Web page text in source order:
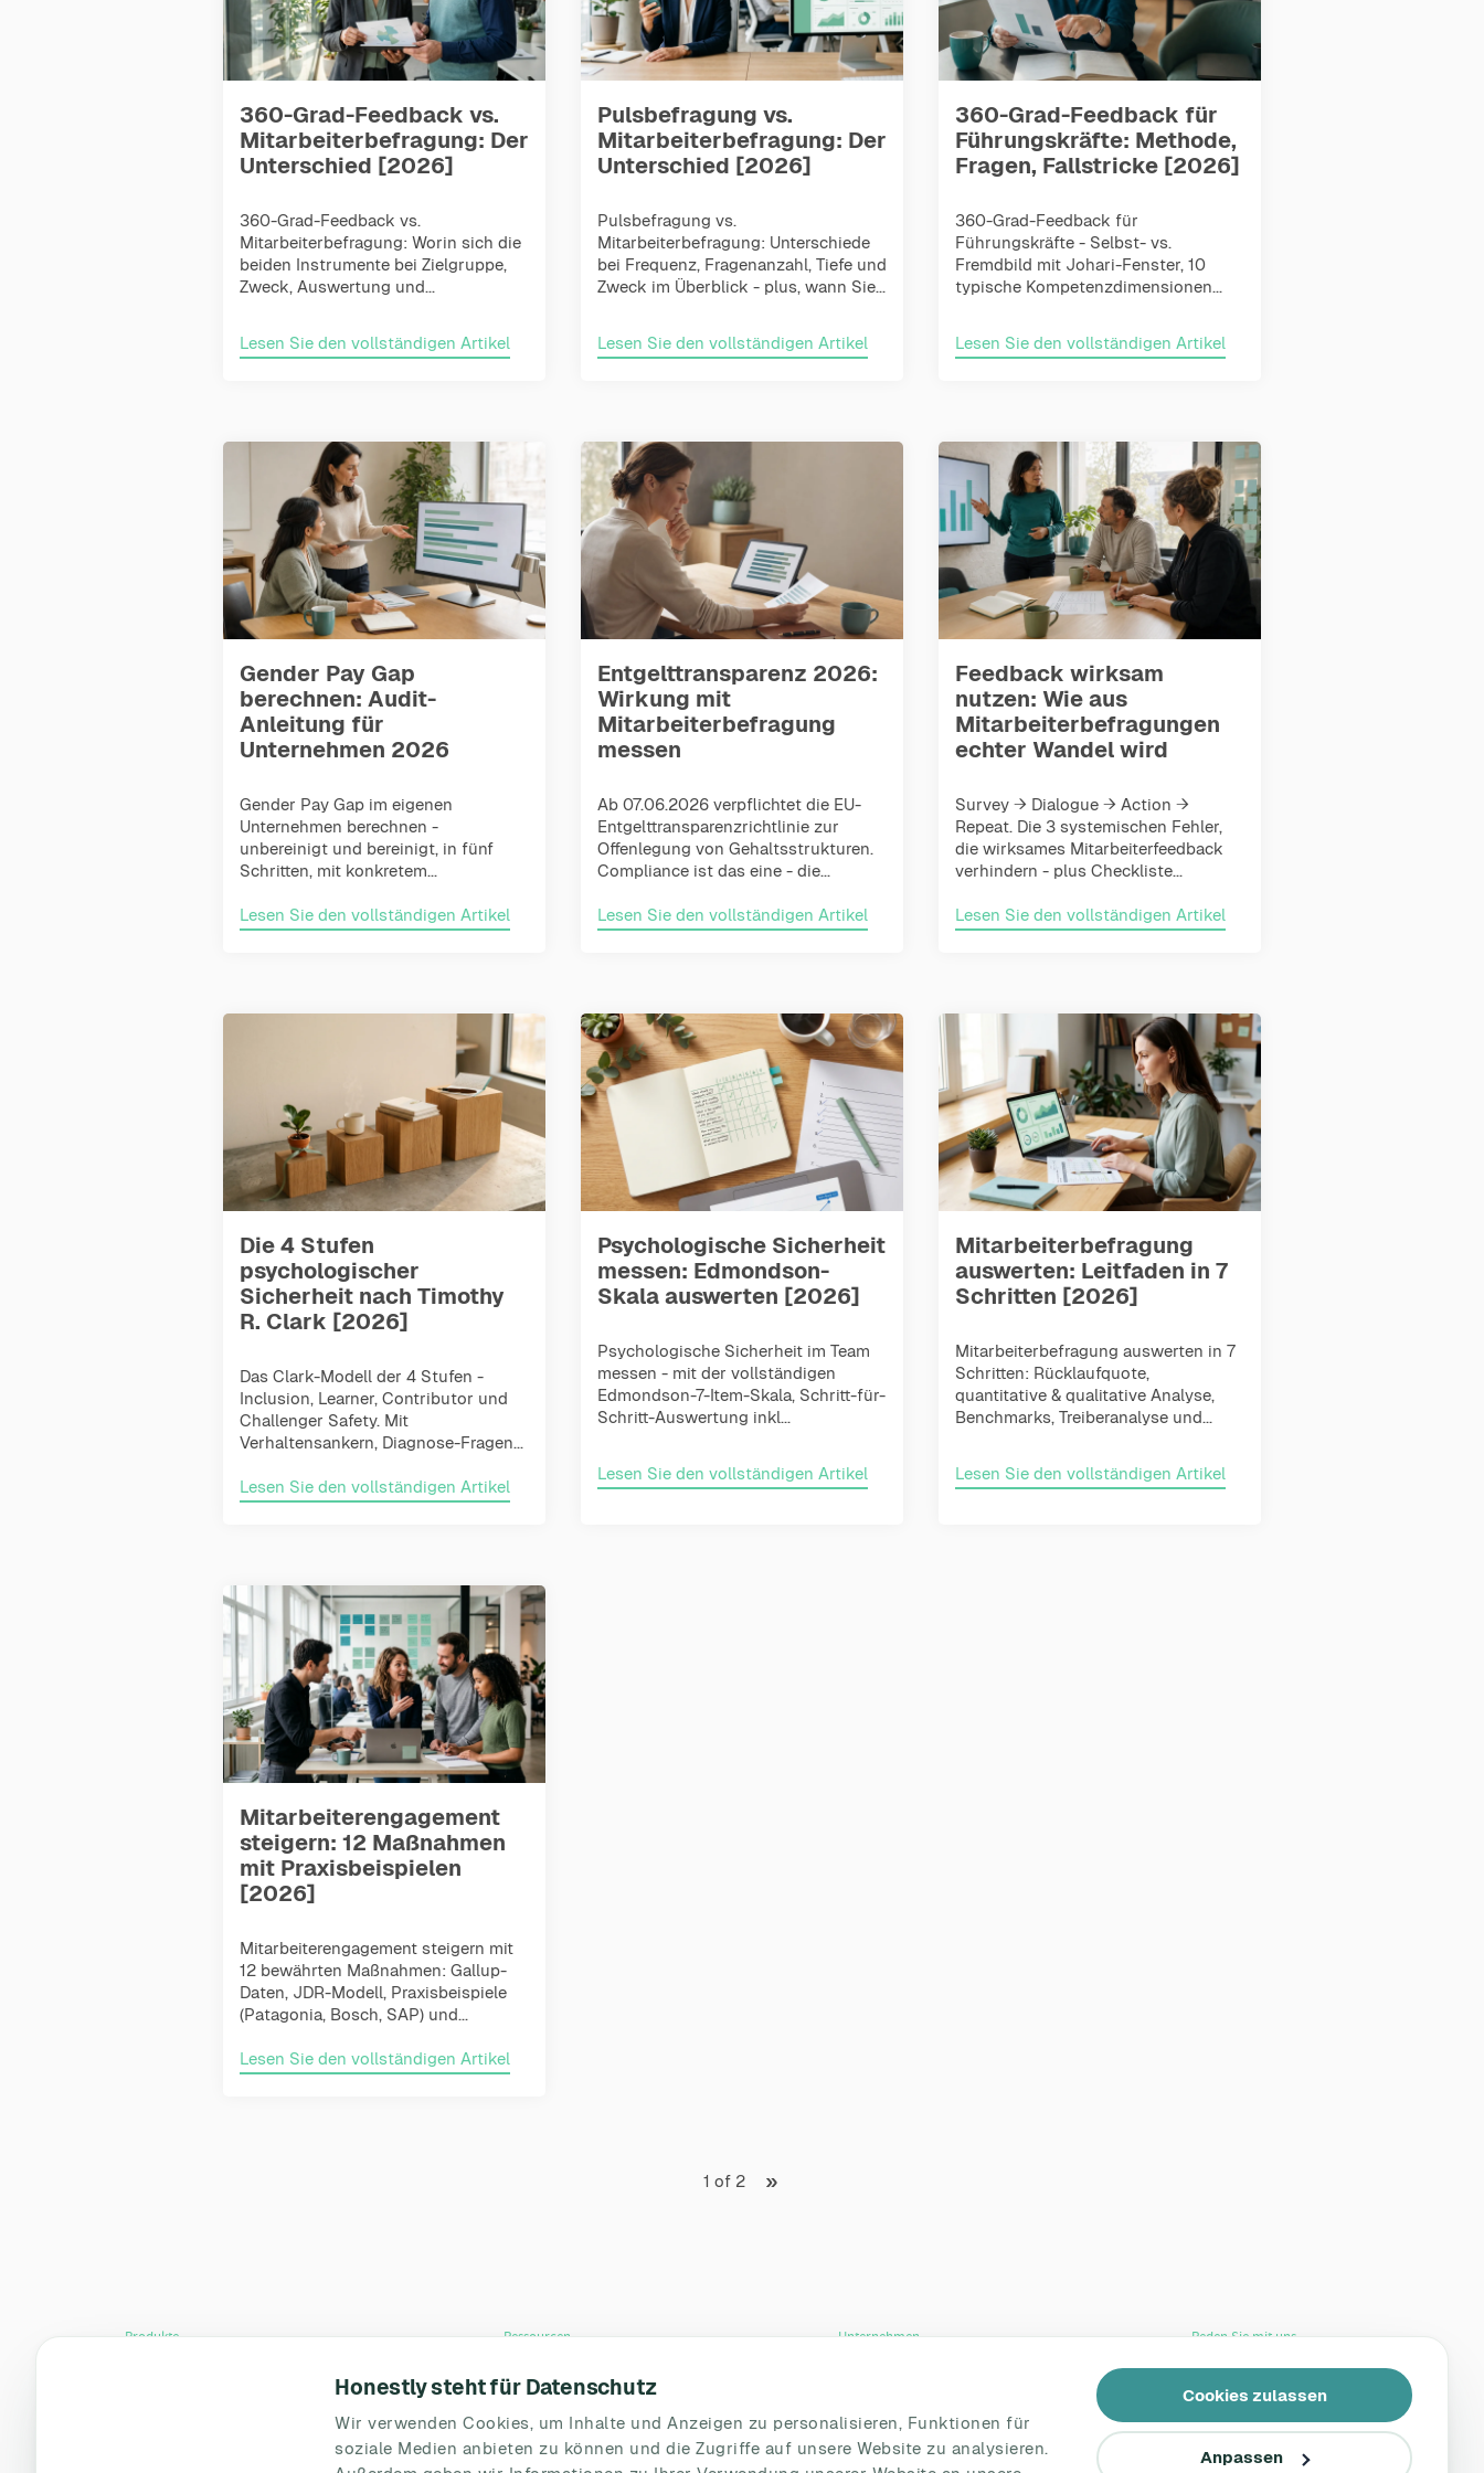
Honestly steht für Datenschutz
Wir verwenden Cookies, um Inhalte und Anzeigen zu personalisieren, Funktionen für
soziale Medien anbieten zu können und die Zugriffe auf unsere Website zu analysieren.
Cookies zulassen
Anpassen
360-Grad-Feedback vs.
Mitarbeiterbefragung: Der
Unterschied [2026]
360-Grad-Feedback vs.
Mitarbeiterbefragung: Worin sich die
beiden Instrumente bei Zielgruppe,
Zweck, Auswertung und...
Lesen Sie den vollständigen Artikel
Pulsbefragung vs.
Mitarbeiterbefragung: Der
Unterschied [2026]
Pulsbefragung vs.
Mitarbeiterbefragung: Unterschiede
bei Frequenz, Fragenanzahl, Tiefe und
Zweck im Überblick - plus, wann Sie...
Lesen Sie den vollständigen Artikel
360-Grad-Feedback für
Führungskräfte: Methode,
Fragen, Fallstricke [2026]
360-Grad-Feedback für
Führungskräfte - Selbst- vs.
Fremdbild mit Johari-Fenster, 10
typische Kompetenzdimensionen...
Lesen Sie den vollständigen Artikel
Gender Pay Gap
berechnen: Audit-
Anleitung für
Unternehmen 2026
Gender Pay Gap im eigenen
Unternehmen berechnen -
unbereinigt und bereinigt, in fünf
Schritten, mit konkretem...
Lesen Sie den vollständigen Artikel
Entgelttransparenz 2026:
Wirkung mit
Mitarbeiterbefragung
messen
Ab 07.06.2026 verpflichtet die EU-
Entgelttransparenzrichtlinie zur
Offenlegung von Gehaltsstrukturen.
Compliance ist das eine - die...
Lesen Sie den vollständigen Artikel
Feedback wirksam
nutzen: Wie aus
Mitarbeiterbefragungen
echter Wandel wird
Survey → Dialogue → Action →
Repeat. Die 3 systemischen Fehler,
die wirksames Mitarbeiterfeedback
verhindern - plus Checkliste...
Lesen Sie den vollständigen Artikel
Die 4 Stufen
psychologischer
Sicherheit nach Timothy
R. Clark [2026]
Das Clark-Modell der 4 Stufen -
Inclusion, Learner, Contributor und
Challenger Safety. Mit
Verhaltensankern, Diagnose-Fragen...
Lesen Sie den vollständigen Artikel
Psychologische Sicherheit
messen: Edmondson-
Skala auswerten [2026]
Psychologische Sicherheit im Team
messen - mit der vollständigen
Edmondson-7-Item-Skala, Schritt-für-
Schritt-Auswertung inkl...
Lesen Sie den vollständigen Artikel
Mitarbeiterbefragung
auswerten: Leitfaden in 7
Schritten [2026]
Mitarbeiterbefragung auswerten in 7
Schritten: Rücklaufquote,
quantitative & qualitative Analyse,
Benchmarks, Treiberanalyse und...
Lesen Sie den vollständigen Artikel
Mitarbeiterengagement
steigern: 12 Maßnahmen
mit Praxisbeispielen
[2026]
Mitarbeiterengagement steigern mit
12 bewährten Maßnahmen: Gallup-
Daten, JDR-Modell, Praxisbeispiele
(Patagonia, Bosch, SAP) und...
Lesen Sie den vollständigen Artikel
1 of 2 »
Produkte Ressourcen
Mitarbeiterbefragung
Unternehmen
Über uns
Reden Sie mit uns
Kontakt
Support
Tel.: +49 221 828 282 40